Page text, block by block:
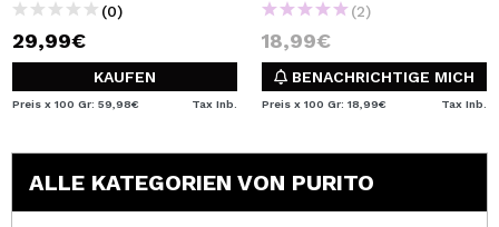
(0)
29,99€
KAUFEN
Preis x 100 Gr: 59,98€ Tax Inb.
(2)
18,99€
BENACHRICHTIGE MICH
Preis x 100 Gr: 18,99€ Tax Inb.
ALLE KATEGORIEN VON PURITO